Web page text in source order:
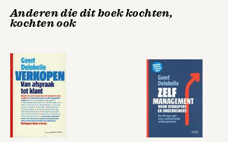
Wat als de klant
nee zegt?
Zelfmanagement
voor verkopers en
ondernemers
Anderen die dit boek kochten,
kochten ook